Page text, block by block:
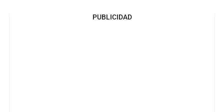
PUBLICIDAD